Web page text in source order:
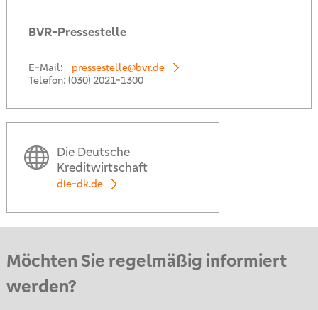
BVR-Pressestelle
E-Mail:
pressestelle@bvr.de
Telefon: (030) 2021-1300
Die Deutsche
Kreditwirtschaft
die-dk.de
Möchten Sie regelmäßig informiert
werden?